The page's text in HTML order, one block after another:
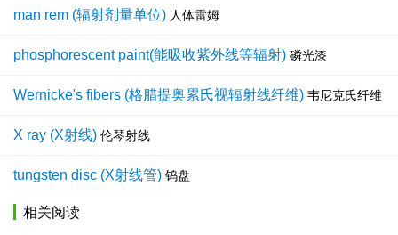
man rem (辐射剂量单位) 人体雷姆
phosphorescent paint(能吸收紫外线等辐射) 磷光漆
Wernicke's fibers (格腊提奥累氏视辐射线纤维) 韦尼克氏纤维
X ray (X射线) 伦琴射线
tungsten disc (X射线管) 钨盘
相关阅读